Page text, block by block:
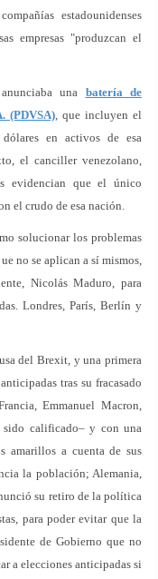
estadounidenses
empresas "produzcan el
una batería de
(PDVSA), que incluyen el
en activos de esa
el canciller venezolano,
evidencian que el único
el crudo de esa nación.
solucionar los problemas
no se aplican a sí mismos,
Nicolás Maduro, para
Londres, París, Berlín y
del Brexit, y una primera
tras su fracasado
Emmanuel Macron,
sido calificado– y con una
amarillos a cuenta de sus
la población; Alemania,
su retiro de la política
para poder evitar que la
de Gobierno que no
a elecciones anticipadas si